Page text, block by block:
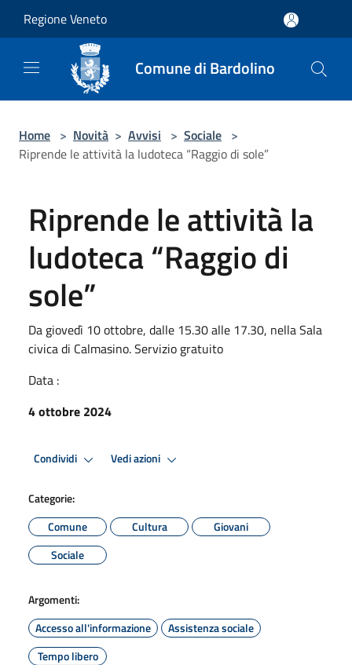
Regione Veneto
Comune di Bardolino
Home > Novità > Avvisi > Sociale >
Riprende le attività la ludoteca “Raggio di sole”
Riprende le attività la
ludoteca “Raggio di
sole”
Da giovedì 10 ottobre, dalle 15.30 alle 17.30, nella Sala
civica di Calmasino. Servizio gratuito
Data :
4 ottobre 2024
Condividi Vedi azioni
Categorie:
Comune
Cultura
Giovani
Sociale
Argomenti:
Accesso all'informazione
Assistenza sociale
Tempo libero